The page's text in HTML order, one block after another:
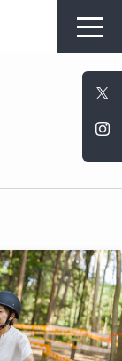
と